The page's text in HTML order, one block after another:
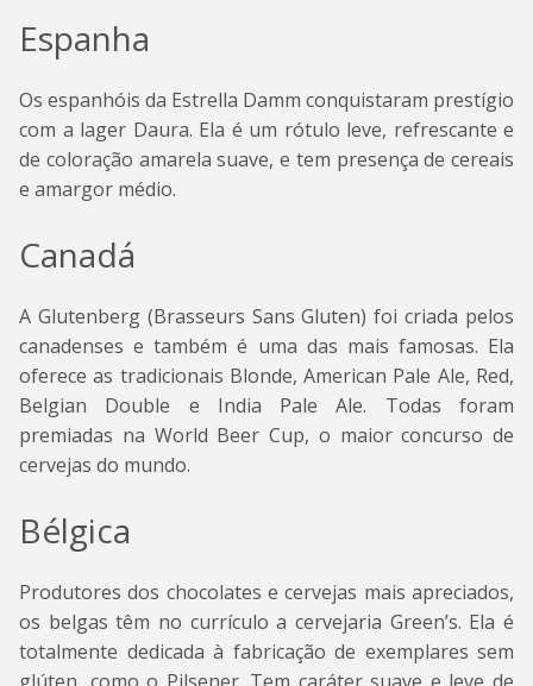
Espanha
Os espanhóis da Estrella Damm conquistaram prestígio
com a lager Daura. Ela é um rótulo leve, refrescante e
de coloração amarela suave, e tem presença de cereais
e amargor médio.
Canadá
A Glutenberg (Brasseurs Sans Gluten) foi criada pelos
canadenses e também é uma das mais famosas. Ela
oferece as tradicionais Blonde, American Pale Ale, Red,
Belgian Double e India Pale Ale. Todas foram
premiadas na World Beer Cup, o maior concurso de
cervejas do mundo.
Bélgica
Produtores dos chocolates e cervejas mais apreciados,
os belgas têm no currículo a cervejaria Green’s. Ela é
totalmente dedicada à fabricação de exemplares sem